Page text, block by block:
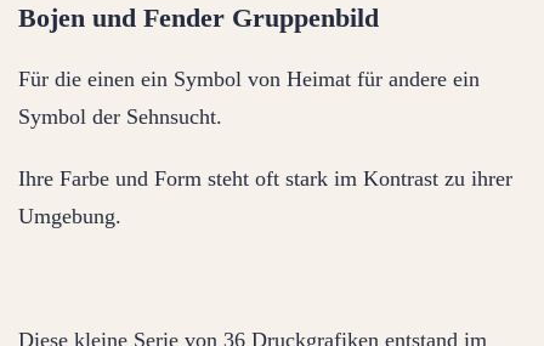
Bojen und Fender Gruppenbild
Für die einen ein Symbol von Heimat für andere ein
Symbol der Sehnsucht.
Ihre Farbe und Form steht oft stark im Kontrast zu ihrer
Umgebung.
Diese kleine Serie von 36 Druckgrafiken entstand im